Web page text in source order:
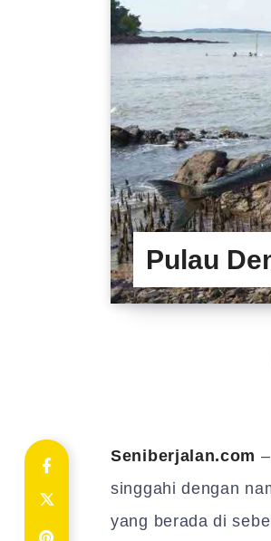
Pulau
Seniberjalan.com
singgahi dengan
yang berada di